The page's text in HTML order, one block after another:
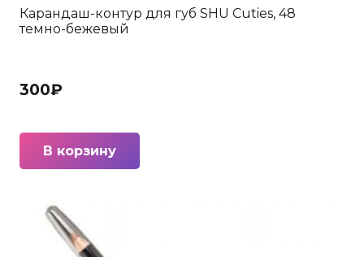
Карандаш-контур для губ SHU Cuties, 48
темно-бежевый
300₽
В корзину